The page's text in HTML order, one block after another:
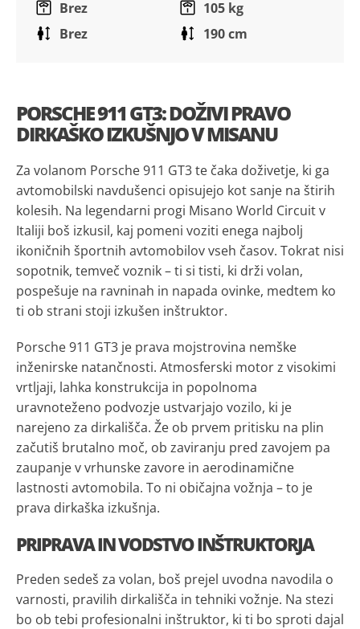
Brez
105 kg
Brez
190 cm
PORSCHE 911 GT3: DOŽIVI PRAVO
DIRKAŠKO IZKUŠNJO V MISANU
Za volanom Porsche 911 GT3 te čaka doživetje, ki ga
avtomobilski navdušenci opisujejo kot sanje na štirih
kolesih. Na legendarni progi Misano World Circuit v
Italiji boš izkusil, kaj pomeni voziti enega najbolj
ikoničnih športnih avtomobilov vseh časov. Tokrat nisi
sopotnik, temveč voznik – ti si tisti, ki drži volan,
pospešuje na ravninah in napada ovinke, medtem ko
ti ob strani stoji izkušen inštruktor.
Porsche 911 GT3 je prava mojstrovina nemške
inženirske natančnosti. Atmosferski motor z visokimi
vrtljaji, lahka konstrukcija in popolnoma
uravnoteženo podvozje ustvarjajo vozilo, ki je
narejeno za dirkališča. Že ob prvem pritisku na plin
začutiš brutalno moč, ob zaviranju pred zavojem pa
zaupanje v vrhunske zavore in aerodinamične
lastnosti avtomobila. To ni običajna vožnja – to je
prava dirkaška izkušnja.
PRIPRAVA IN VODSTVO INŠTRUKTORJA
Preden sedeš za volan, boš prejel uvodna navodila o
varnosti, pravilih dirkališča in tehniki vožnje. Na stezi
bo ob tebi profesionalni inštruktor, ki ti bo sproti dajal